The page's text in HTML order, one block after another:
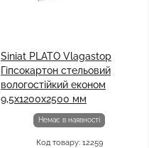
Siniat PLATO Vlagastop
Гіпсокартон стельовий
вологостійкий економ
9,5x1200x2500 мм
Немає в наявності
Код товару: 12259